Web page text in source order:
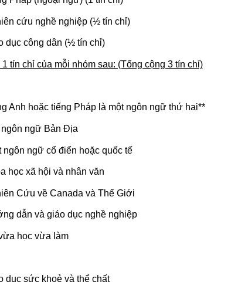
cứu nghề nghiệp (½ tín chỉ)
dục công dân (½ tín chỉ)
tín chỉ của mỗi nhóm sau: (Tổng cộng 3 tín chỉ)
Anh hoặc tiếng Pháp là một ngôn ngữ thứ hai**
ngôn ngữ Bản Địa
ngôn ngữ cổ điển hoặc quốc tế
học xã hội và nhân văn
Cứu về Canada và Thế Giới
dẫn và giáo dục nghề nghiệp
học vừa làm
dục sức khoẻ và thể chất